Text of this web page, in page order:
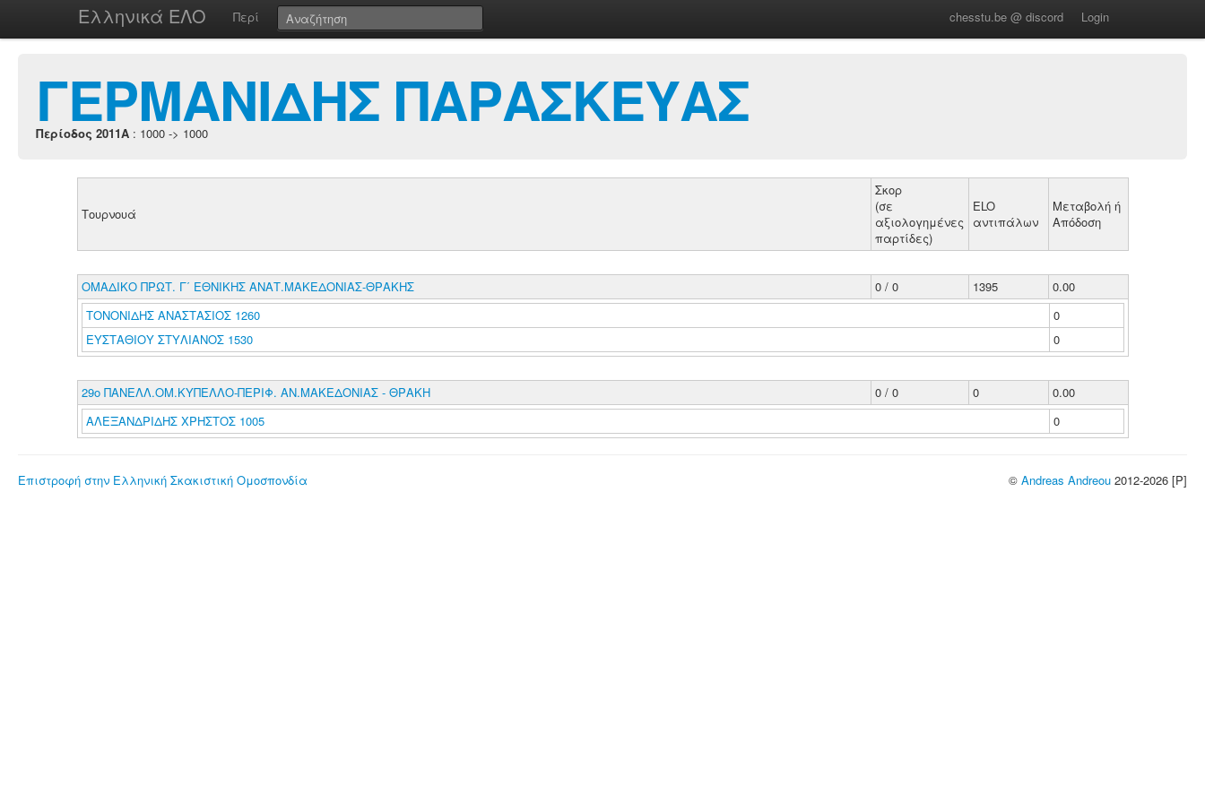
Ελληνικά ΕΛΟ Περί chesstu.be @ discord Login
ΓΕΡΜΑΝΙΔΗΣ ΠΑΡΑΣΚΕΥΑΣ
Περίοδος 2011A : 1000 -> 1000
Τουρνουά
Σκορ
(σε
αξιολογημένες
παρτίδες)
ELO
αντιπάλων
Μεταβολή ή
Απόδοση
ΟΜΑΔΙΚΟ ΠΡΩΤ. Γ΄ ΕΘΝΙΚΗΣ ΑΝΑΤ.ΜΑΚΕΔΟΝΙΑΣ-ΘΡΑΚΗΣ 0 / 0 1395
0.00
ΤΟΝΟΝΙΔΗΣ ΑΝΑΣΤΑΣΙΟΣ 1260
0
ΕΥΣΤΑΘΙΟΥ ΣΤΥΛΙΑΝΟΣ 1530
0
29ο ΠΑΝΕΛΛ.ΟΜ.ΚΥΠΕΛΛΟ-ΠΕΡΙΦ. ΑΝ.ΜΑΚΕΔΟΝΙΑΣ - ΘΡΑΚΗ 0 / 0 0
0.00
ΑΛΕΞΑΝΔΡΙΔΗΣ ΧΡΗΣΤΟΣ 1005
0
Επιστροφή στην Ελληνική Σκακιστική Ομοσπονδία © Andreas Andreou 2012-2026 [P]